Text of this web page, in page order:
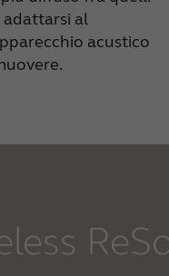
al
acustico